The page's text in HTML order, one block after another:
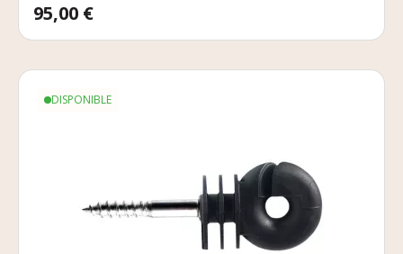
Prix
95,00 €
DISPONIBLE